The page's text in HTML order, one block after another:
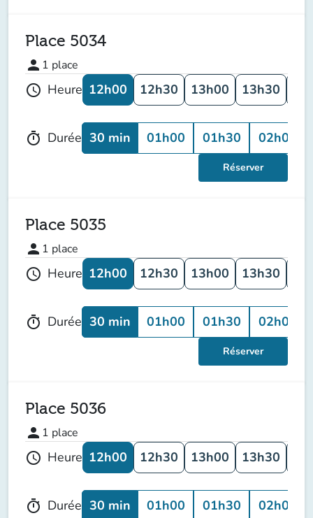
Place 5034
person 1 place
schedule Heure 12h00 12h30 13h00 13h30
timer Durée 30 min 01h00 01h30 02h00
Réserver
Place 5035
person 1 place
schedule Heure 12h00 12h30 13h00 13h30
timer Durée 30 min 01h00 01h30 02h00
Réserver
Place 5036
person 1 place
schedule Heure 12h00 12h30 13h00 13h30
timer Durée 30 min 01h00 01h30 02h00